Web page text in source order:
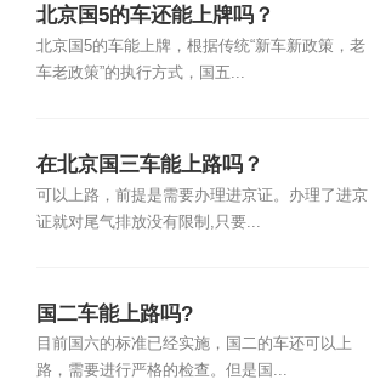
北京国5的车还能上牌吗？
北京国5的车能上牌，根据传统“新车新政策，老
车老政策”的执行方式，国五...
在北京国三车能上路吗？
可以上路，前提是需要办理进京证。办理了进京
证就对尾气排放没有限制,只要...
国二车能上路吗?
目前国六的标准已经实施，国二的车还可以上
路，需要进行严格的检查。但是国...